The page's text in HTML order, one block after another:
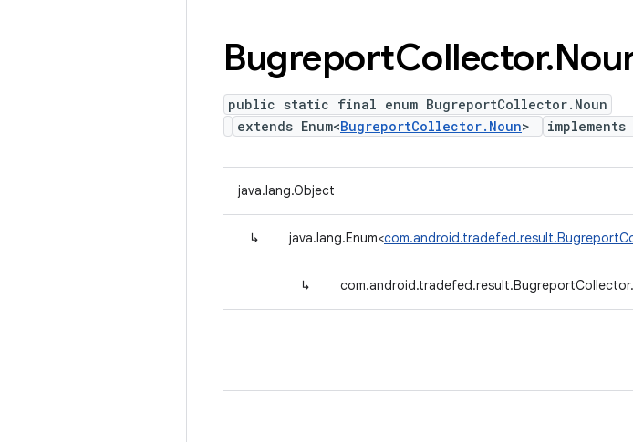
BugreportCollector.
public static final enum BugreportCollector.Noun
extends Enum<BugreportCollector.Noun> implements
java.lang.Object
↳ java.lang.Enum<
↳